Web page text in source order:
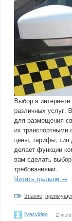
Выбор в
различных услуг.
для размещения
их
цены, тарифы, тип
делает функции
вам сделать
требованиями.
Читать дальше →
Знание
livesvideo 2